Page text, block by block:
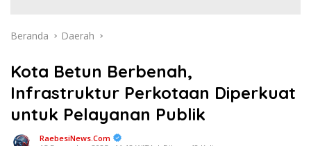
Beranda Daerah
Kota Betun Berbenah,
Infrastruktur Perkotaan Diperkuat
untuk Pelayanan Publik
RaebesiNews.Com